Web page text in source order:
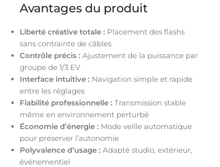
Avantages du produit
Liberté créative totale : Placement des flashs
sans contrainte de câbles
Contrôle précis : Ajustement de la puissance par
groupe de 1/3 EV
Interface intuitive : Navigation simple et rapide
entre les réglages
Fiabilité professionnelle : Transmission stable
même en environnement perturbé
Économie d’énergie : Mode veille automatique
pour préserver l’autonomie
Polyvalence d’usage : Adapté studio, extérieur,
événementiel